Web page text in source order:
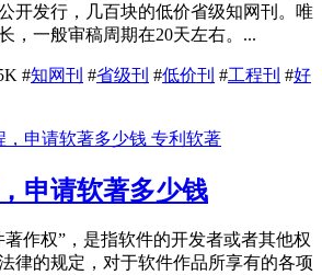
开发行，几百块的低价省级知网刊。唯
，一般审稿周期在20天左右。...
#知网刊 #省级刊 #低价刊 #工程刊 #好
专利软著
申请软著多少钱
作权”，是指软件的开发者或者其他权
律的规定，对于软件作品所享有的各项